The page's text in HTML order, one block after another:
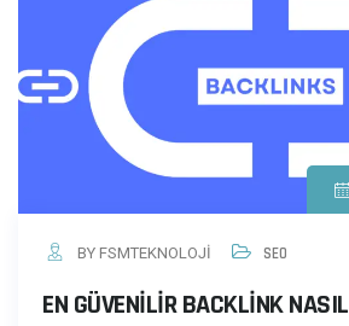
BY FSMTEKNOLOJI SEO
EN GÜVENILIR BACKLINK NASIL